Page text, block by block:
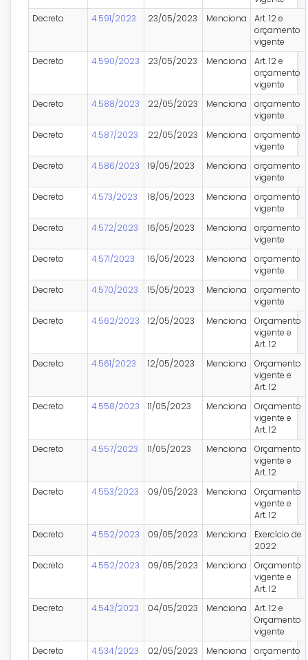
Decreto
4.591/2023 23/05/2023 Menciona
Art. 12 e
orçamento
vigente
Decreto
4.590/2023 23/05/2023 Menciona
Art. 12 e
orçamento
vigente
Decreto
4.588/2023 22/05/2023 Menciona
orçamento
vigente
Decreto
4.587/2023 22/05/2023 Menciona
orçamento
vigente
Decreto
4.586/2023 19/05/2023 Menciona
orçamento
vigente
Decreto
4.573/2023 18/05/2023 Menciona
orçamento
vigente
Decreto
4.572/2023 16/05/2023 Menciona
orçamento
vigente
Decreto
4.571/2023 16/05/2023 Menciona
orçamento
vigente
Decreto
4.570/2023 15/05/2023 Menciona
orçamento
vigente
Decreto
4.562/2023 12/05/2023 Menciona
Orçamento
vigente e
Art. 12
Decreto
4.561/2023 12/05/2023 Menciona
Orçamento
vigente e
Art. 12
Decreto
4.558/2023 11/05/2023 Menciona
Orçamento
vigente e
Art. 12
Decreto
4.557/2023 11/05/2023 Menciona
Orçamento
vigente e
Art. 12
Decreto
4.553/2023 09/05/2023 Menciona
Orçamento
vigente e
Art. 12
Decreto
4.552/2023 09/05/2023 Menciona
Exercício de
2022
Decreto
4.552/2023 09/05/2023 Menciona
Orçamento
vigente e
Art. 12
Decreto
4.543/2023 04/05/2023 Menciona
Art. 12 e
Orçamento
vigente
Decreto
4.534/2023 02/05/2023 Menciona
orçamento